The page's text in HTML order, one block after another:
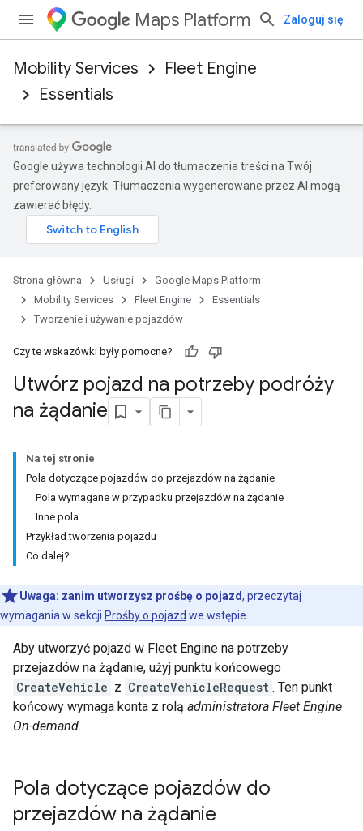
Maps Platform Zaloguj się
Mobility Services
Fleet Engine
Essentials
Google używa technologii AI do tłumaczenia treści na Twój
preferowany język. Tłumaczenia wygenerowane przez AI mogą
zawierać błędy.
Strona główna Usługi
Google Maps Platform
Mobility Services
Fleet Engine
Essentials
Tworzenie i używanie pojazdów
Czy te wskazówki były pomocne?
Utwórz pojazd na potrzeby podróży
na żądanie
Na tej stronie
Pola dotyczące pojazdów do przejazdów na żądanie
Pola wymagane w przypadku przejazdów na żądanie
Inne pola
Przykład tworzenia pojazdu
Co dalej?
Uwaga: zanim utworzysz prośbę o pojazd, przeczytaj
wymagania w sekcji Prośby o pojazd we wstępie.
Aby utworzyć pojazd w Fleet Engine na potrzeby
przejazdów na żądanie, użyj punktu końcowego
CreateVehicle z CreateVehicleRequest . Ten punkt
końcowy wymaga konta z rolą administratora Fleet Engine
On-demand.
Pola dotyczące pojazdów do
przejazdów na żądanie